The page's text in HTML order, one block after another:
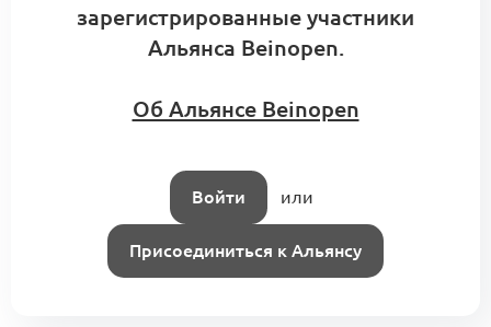
зарегистрированные участники
Альянса Beinopen.
Об Альянсе Beinopen
Войти или
Присоединиться к Альянсу